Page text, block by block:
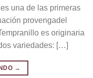
una de las primeras
provengadel
es originaria
variedades: […]
→